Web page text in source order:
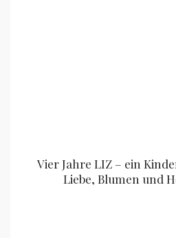
Vier Jahre LIZ – ein
Liebe, Blumen und